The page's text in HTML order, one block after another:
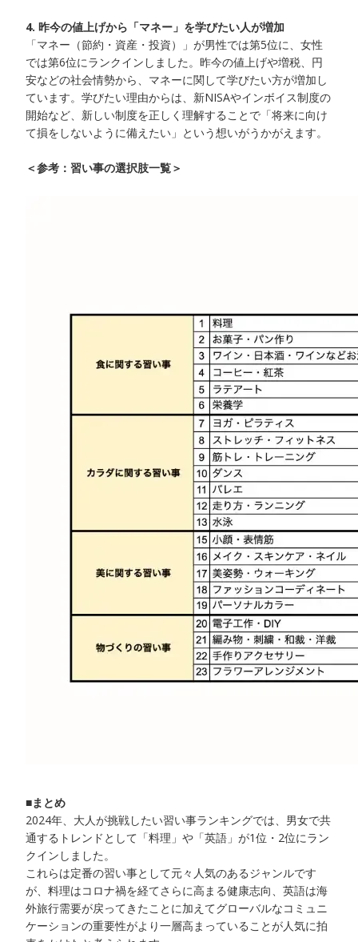
4. 昨今の値上げから「マネー」を学びたい人が増加
「マネー（節約・資産・投資）」が男性では第5位に、女性
では第6位にランクインしました。昨今の値上げや増税、円
安などの社会情勢から、マネーに関して学びたい方が増加し
ています。学びたい理由からは、新NISAやインボイス制度の
開始など、新しい制度を正しく理解することで「将来に向け
て損をしないように備えたい」という想いがうかがえます。
＜参考：習い事の選択肢一覧＞
■まとめ
2024年、大人が挑戦したい習い事ランキングでは、男女で共
通するトレンドとして「料理」や「英語」が1位・2位にラン
クインしました。
これらは定番の習い事として元々人気のあるジャンルです
が、料理はコロナ禍を経てさらに高まる健康志向、英語は海
外旅行需要が戻ってきたことに加えてグローバルなコミュニ
ケーションの重要性がより一層高まっていることが人気に拍